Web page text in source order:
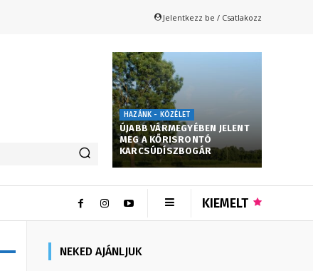
Jelentkezz be / Csatlakozz
HAZÁNK - KÖZÉLET
ÚJABB VÁRMEGYÉBEN JELENT
MEG A KŐRISRONTÓ
KARCSÚDÍSZBOGÁR
KIEMELT
NEKED AJÁNLJUK